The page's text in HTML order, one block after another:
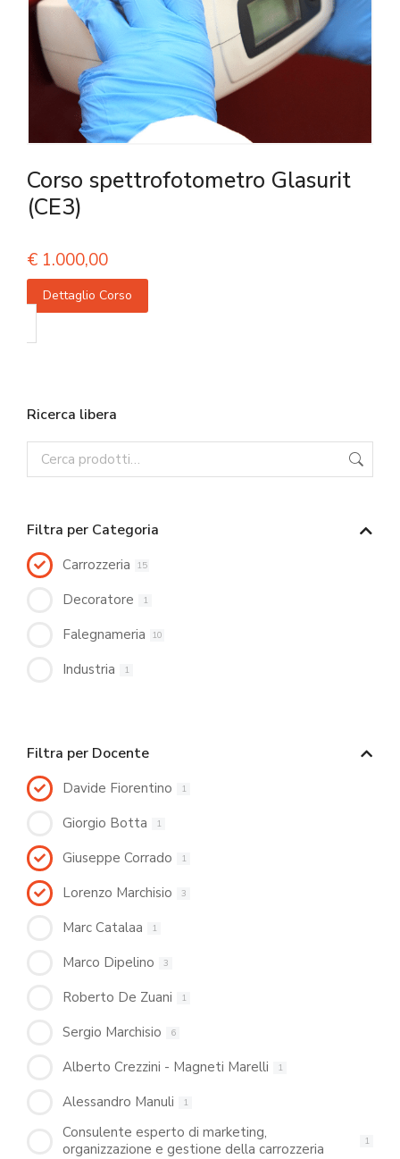
Corso spettrofotometro Glasurit
(CE3)
€ 1.000,00
Dettaglio Corso
Ricerca libera
Filtra per Categoria
Carrozzeria 15
Decoratore 1
Falegnameria 10
Industria 1
Filtra per Docente
Davide Fiorentino 1
Giorgio Botta 1
Giuseppe Corrado 1
Lorenzo Marchisio 3
Marc Catalaa 1
Marco Dipelino 3
Roberto De Zuani 1
Sergio Marchisio 6
Alberto Crezzini - Magneti Marelli 1
Alessandro Manuli 1
Consulente esperto di marketing,
organizzazione e gestione della carrozzeria
1